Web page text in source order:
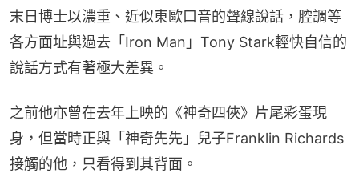
末日博士以濃重、近似東歐口音的聲線說話，腔調等
各方面址與過去「Iron Man」Tony Stark輕快自信的
說話方式有著極大差異。
之前他亦曾在去年上映的《神奇四俠》片尾彩蛋現
身，但當時正與「神奇先先」兒子Franklin Richards
接觸的他，只看得到其背面。